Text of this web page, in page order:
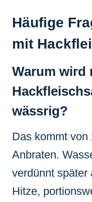
Häufige
mit
Warum wird
wässrig?
Das kommt von
Anbraten.
verdünnt später
Hitze,